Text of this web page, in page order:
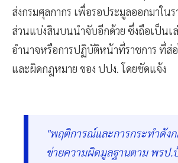
ส่งกรมศุลกากร เพื่อรอประมูลออกมาใน
ส่วนแบ่งสินบนนำจับอีกด้วย ซึ่งถือเป็นเ
อำนาจหรือการปฏิบัติหน้าที่ราชการ ที่ส่
และผิดกฎหมาย ของ ปปง. โดยชัดแจ้ง
"พฤติการณ์และการกระทำดังก
ข่ายความผิดมูลฐานตาม พรป.